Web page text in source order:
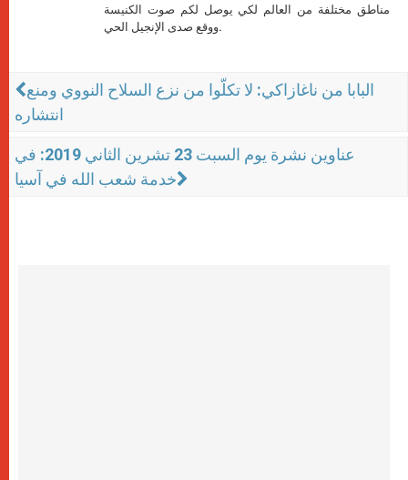
مناطق مختلفة من العالم لكي يوصل لكم صوت الكنيسة
ووقع صدى الإنجيل الحي.
البابا من ناغازاكي: لا تكلّوا من نزع السلاح النووي ومنع
انتشاره
عناوين نشرة يوم السبت 23 تشرين الثاني 2019: في
خدمة شعب الله في آسيا